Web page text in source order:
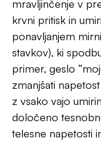
dihanjem,
‘nevarnost’ ni
stanje večje
podobno
določen način,
funkcija za
navidezna ali
nujna in jo lahko
doseganje tega je